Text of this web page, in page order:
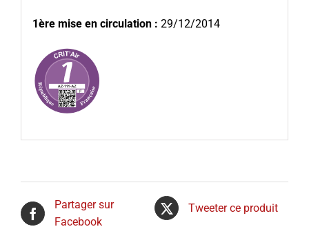
1ère mise en circulation : 29/12/2014
Partager sur
Facebook
Tweeter ce produit